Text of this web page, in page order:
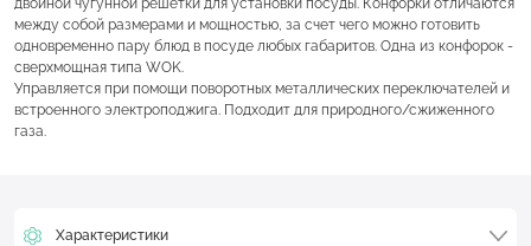
двойной чугунной решетки для установки посуды. Конфорки отличаются
между собой размерами и мощностью, за счет чего можно готовить
одновременно пару блюд в посуде любых габаритов. Одна из конфорок -
сверхмощная типа WOK.
Управляется при помощи поворотных металлических переключателей и
встроенного электроподжига. Подходит для природного/сжиженного
газа.
Характеристики